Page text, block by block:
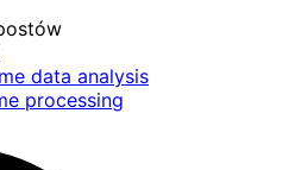
data analysis
processing